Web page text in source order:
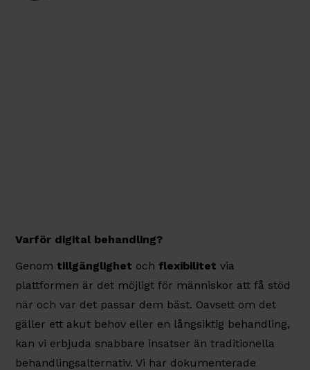
Varför digital behandling?
Genomtillgänglighet ochflexibilitet via
plattformen är det möjligt för människor att få stöd
när och var det passar dem bäst. Oavsett om det
gäller ett akut behov eller en långsiktig behandling,
kan vi erbjuda snabbare insatser än traditionella
behandlingsalternativ. Vi har dokumenterade